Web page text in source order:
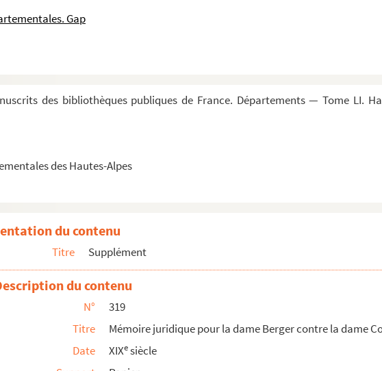
Gap
des bibliothèques publiques de France. Départements — Tome LI.
des Hautes-Alpes
discours, sermons, correspondance, histoire, ...
1869
Coupier
du journal des notaires
du contenu
Titre Supplément
du contenu
N°
319
Titre
Mémoire juridique pour la dame Berger contre la dame
Date
XIXesiècle